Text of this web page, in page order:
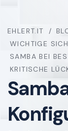
EHLERT.IT
WICHTIGE
SAMBA BEI
KRITISCHE